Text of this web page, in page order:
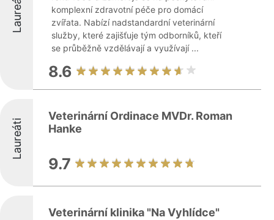
Laureáti
komplexní zdravotní péče pro domácí
zvířata. Nabízí nadstandardní veterinární
služby, které zajišťuje tým odborníků, kteří
se průběžně vzdělávají a využívají ...
8.6
Laureáti
Veterinární Ordinace MVDr. Roman
Hanke
9.7
Veterinární klinika "Na Vyhlídce"